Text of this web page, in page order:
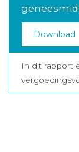
Download
In dit rapport